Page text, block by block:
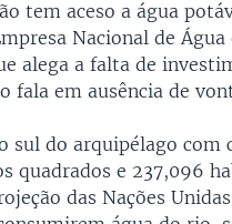
tem aceso a água
Nacional de
alega a falta de
fala em ausência de
sul do arquipélago com
quadrados e 237,096
das Nações